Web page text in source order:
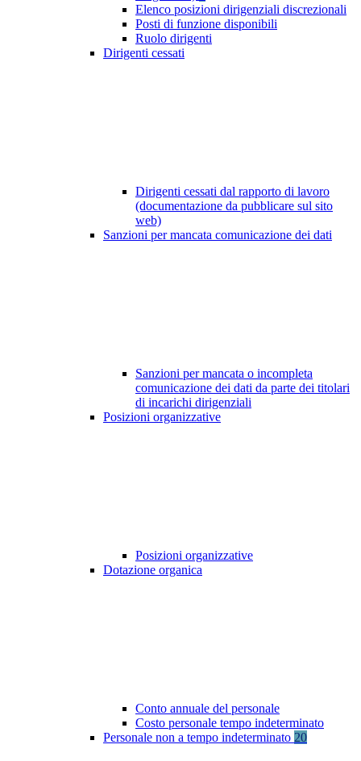
Elenco posizioni dirigenziali discrezionali
Posti di funzione disponibili
Ruolo dirigenti
Dirigenti cessati
Dirigenti cessati dal rapporto di lavoro
(documentazione da pubblicare sul sito
web)
Sanzioni per mancata comunicazione dei dati
Sanzioni per mancata o incompleta
comunicazione dei dati da parte dei titolari
di incarichi dirigenziali
Posizioni organizzative
Posizioni organizzative
Dotazione organica
Conto annuale del personale
Costo personale tempo indeterminato
Personale non a tempo indeterminato 20